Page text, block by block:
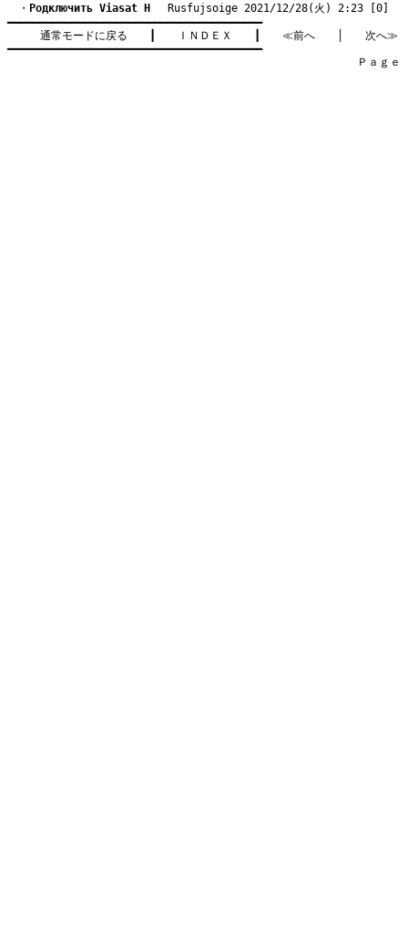
・ Pодключить Viasat Н
Rusfujsoige 2021/12/28(火) 2:23 [0]
━━━━━━━━━━━━━━━━━━━━━━━━━━━━━━━━━━━━━━━━
通常モードに戻る
ＩＮＤＥＸ ≪前へ
次へ≫
━━━━━━━━━━━━━━━━━━━━━━━━━━━━━━━━━━━━━━━━
Ｐａｇｅ